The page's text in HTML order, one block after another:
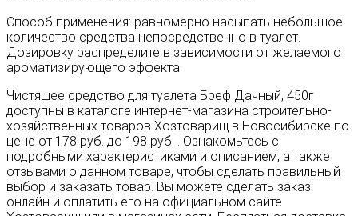
Способ применения: равномерно насыпать небольшое
количество средства непосредственно в туалет.
Дозировку распределите в зависимости от желаемого
ароматизирующего эффекта.
Чистящее средство для туалета Бреф Дачный, 450г
доступны в каталоге интернет-магазина строительно-
хозяйственных товаров Хозтоварищ в Новосибирске по
цене от 178 руб. до 198 руб. . Ознакомьтесь с
подробными характеристиками и описанием, а также
отзывами о данном товаре, чтобы сделать правильный
выбор и заказать товар. Вы можете сделать заказ
онлайн и оплатить его на официальном сайте